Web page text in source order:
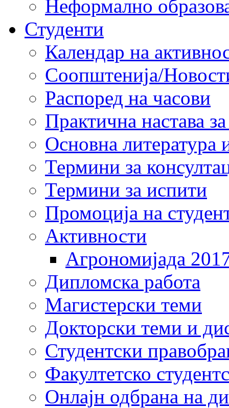
Неформално
Студенти
Календар на
Соопштенија/
Распоред на часови
Практична настава
Основна литература
Термини за
Термини за испити
Промоција на
Активности
Агрономијада
Дипломска работа
Магистерски теми
Докторски теми и
Студентски
Факултетско
Онлајн одбрана на